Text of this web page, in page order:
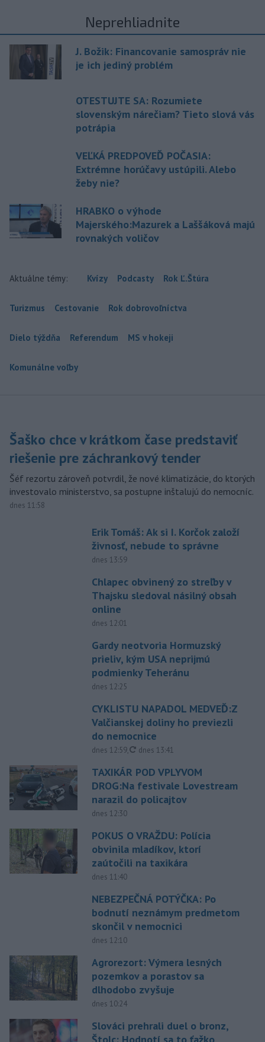
Neprehliadnite
J. Božik: Financovanie samospráv nie
je ich jediný problém
OTESTUJTE SA: Rozumiete
slovenským nárečiam? Tieto slová vás
potrápia
VEĽKÁ PREDPOVEĎ POČASIA:
Extrémne horúčavy ustúpili. Alebo
žeby nie?
HRABKO o výhode
Majerského:Mazurek a Laššáková majú
rovnakých voličov
Aktuálne témy: Kvízy Podcasty Rok Ľ.Štúra
Turizmus Cestovanie Rok dobrovoľníctva
Dielo týždňa Referendum MS v hokeji
Komunálne voľby
Šaško chce v krátkom čase predstaviť
riešenie pre záchrankový tender
Šéf rezortu zároveň potvrdil, že nové klimatizácie, do ktorých
investovalo ministerstvo, sa postupne inštalujú do nemocníc.
dnes 11:58
Erik Tomáš: Ak si I. Korčok založí
živnosť, nebude to správne
dnes 13:59
Chlapec obvinený zo streľby v
Thajsku sledoval násilný obsah
online
dnes 12:01
Gardy neotvoria Hormuzský
prieliv, kým USA neprijmú
podmienky Teheránu
dnes 12:25
CYKLISTU NAPADOL MEDVEĎ:Z
Valčianskej doliny ho previezli
do nemocnice
dnes 12:59, aktualizované
dnes 13:41
TAXIKÁR POD VPLYVOM
DROG:Na festivale Lovestream
narazil do policajtov
dnes 12:30
POKUS O VRAŽDU: Polícia
obvinila mladíkov, ktorí
zaútočili na taxikára
dnes 11:40
NEBEZPEČNÁ POTÝČKA: Po
bodnutí neznámym predmetom
skončil v nemocnici
dnes 12:10
Agrorezort: Výmera lesných
pozemkov a porastov sa
dlhodobo zvyšuje
dnes 10:24
Slováci prehrali duel o bronz,
Štolc: Hodnotí sa to ťažko